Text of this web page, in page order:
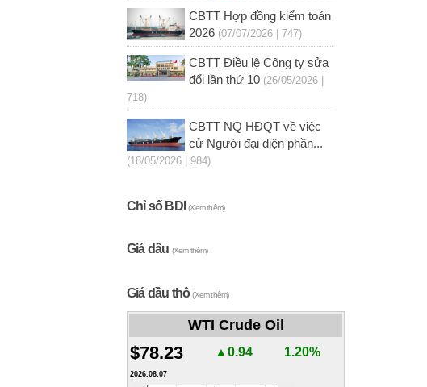
CBTT Hợp đồng kiểm toán
2026 (07/07/2026 | 747)
CBTT Điều lệ Công ty sửa
đổi lần thứ 10 (26/05/2026 |
718)
CBTT NQ HĐQT về việc
cử Người đại diện phần...
(18/05/2026 | 984)
Chỉ số BDI(Xem thêm)
Giá dầu (Xem thêm)
Giá dầu thô(Xem thêm)
WTI Crude Oil
$78.23 ▲0.94 1.20%
2026.08.07